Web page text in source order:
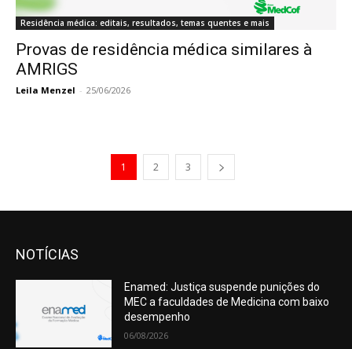
Residência médica: editais, resultados, temas quentes e mais
Provas de residência médica similares à
AMRIGS
Leila Menzel - 25/06/2026
1 2 3
NOTÍCIAS
Enamed: Justiça suspende punições do
MEC a faculdades de Medicina com baixo
desempenho
06/08/2026